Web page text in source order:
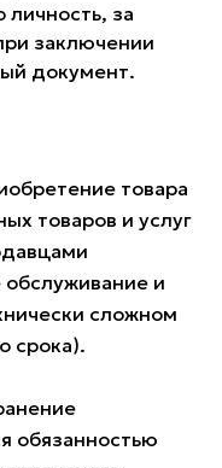
за
заключении
документ.
товара
товаров и услуг
обслуживание и
сложном
срока).
обязанностью